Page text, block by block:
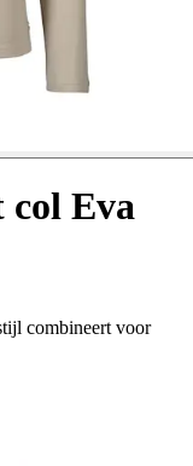
col Eva
combineert voor